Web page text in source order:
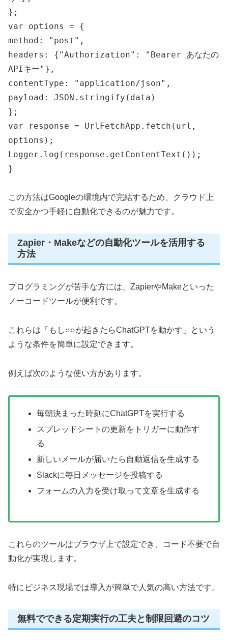
};
var options = {
method: "post",
headers: {"Authorization": "Bearer あなたの
APIキー"},
contentType: "application/json",
payload: JSON.stringify(data)
};
var response = UrlFetchApp.fetch(url,
options);
Logger.log(response.getContentText());
}
この方法はGoogleの環境内で完結するため、クラウド上
で安全かつ手軽に自動化できるのが魅力です。
Zapier・Makeなどの自動化ツールを活用する
方法
プログラミングが苦手な方には、ZapierやMakeといった
ノーコードツールが便利です。
これらは「もし○○が起きたらChatGPTを動かす」という
ような条件を簡単に設定できます。
例えば次のような使い方があります。
毎朝決まった時刻にChatGPTを実行する
スプレッドシートの更新をトリガーに動作す
る
新しいメールが届いたら自動返信を生成する
Slackに毎日メッセージを投稿する
フォームの入力を受け取って文章を生成する
これらのツールはブラウザ上で設定でき、コード不要で自
動化が実現します。
特にビジネス現場では導入が簡単で人気の高い方法です。
無料でできる定期実行の工夫と制限回避のコツ